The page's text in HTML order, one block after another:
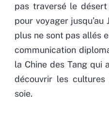
pas traversé le
pour voyager jusqu’au
plus ne sont pas allés
communication
la Chine des Tang qui
découvrir les
soie.